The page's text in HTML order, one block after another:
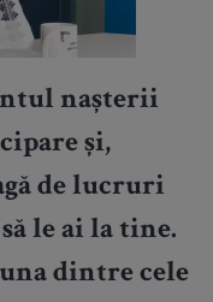
nașterii
și,
de lucruri
le ai la tine.
dintre cele